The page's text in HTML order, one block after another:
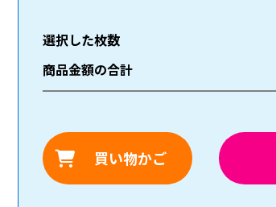
選択した枚数
商品金額の合計
買い物かご